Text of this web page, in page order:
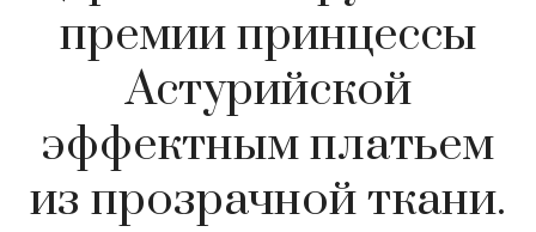
премии принцессы
Астурийской
эффектным платьем
из прозрачной ткани.